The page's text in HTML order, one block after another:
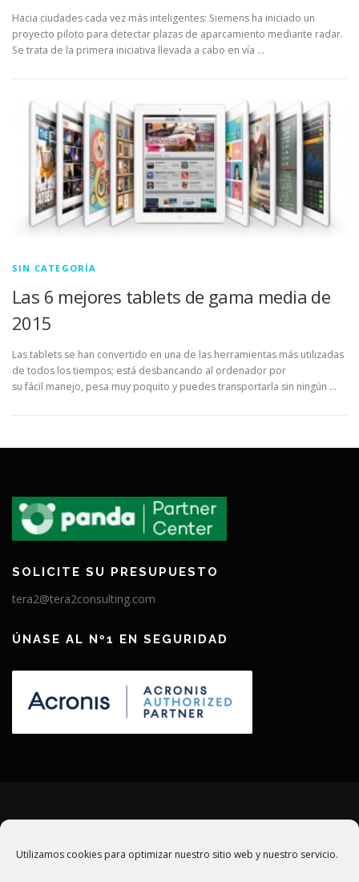
Utilizamos cookies para optimizar nuestro sitio web y nuestro servicio.
Hacia ciudades cada vez más inteligentes: Siemens ha iniciado un
proyecto piloto para detectar plazas de aparcamiento mediante radar.
Se trata de la primera iniciativa llevada a cabo en vía …
SIN CATEGORÍA
Las 6 mejores tablets de gama media de
2015
Las tablets se han convertido en una de las herramientas más utilizadas
de todos los tiempos; está desbancando al ordenador por
su fácil manejo, pesa muy poquito y puedes transportarla sin ningún …
SOLICITE SU PRESUPUESTO
tera2@tera2consulting.com
ÚNASE AL Nº1 EN SEGURIDAD